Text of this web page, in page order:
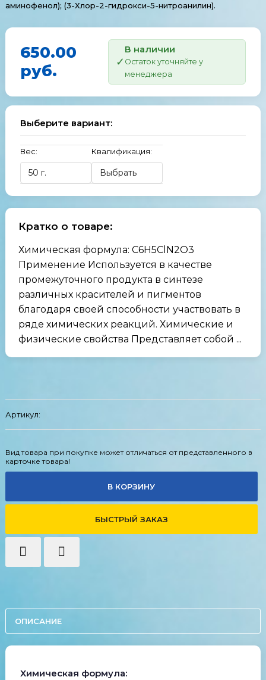
аминофенол); (3-Хлор-2-гидрокси-5-нитроанилин).
650.00
руб.
В наличии
Остаток уточняйте у
менеджера
Выберите вариант:
Вес: Квалификация:
Кратко о товаре:
Химическая формула: C6H5ClN2O3
Применение Используется в качестве
промежуточного продукта в синтезе
различных красителей и пигментов
благодаря своей способности участвовать в
ряде химических реакций. Химические и
физические свойства Представляет собой ...
Артикул:
Вид товара при покупке может отличаться от представленного в
карточке товара!
В КОРЗИНУ
БЫСТРЫЙ ЗАКАЗ
ОПИСАНИЕ
Химическая формула: